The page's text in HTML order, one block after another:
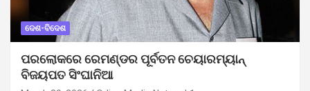
ଦେଶ-ବିଦେଶ
ପରଲୋକରେ ରେମଣ୍ଡର ପୂର୍ବତନ ଚେୟାରମ୍ୟାନ୍
ବିଜୟପତ ସିଂଘାନିଆ